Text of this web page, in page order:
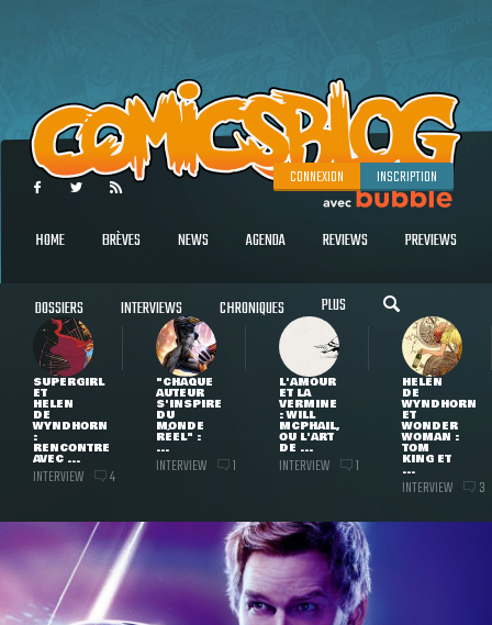
CONNEXION INSCRIPTION
HOME BRÈVES NEWS AGENDA REVIEWS PREVIEWS
DOSSIERS INTERVIEWS CHRONIQUES PLUS
SUPERGIRL
ET
HELEN
DE
WYNDHORN
:
RENCONTRE
AVEC ...
INTERVIEW 4
"CHAQUE
AUTEUR
S'INSPIRE
DU
MONDE
RÉEL" :
...
INTERVIEW 1
L'AMOUR
ET LA
VERMINE
: WILL
MCPHAIL,
OU L'ART
DE ...
INTERVIEW 1
HELEN
DE
WYNDHORN
ET
WONDER
WOMAN :
TOM
KING ET
...
INTERVIEW 3